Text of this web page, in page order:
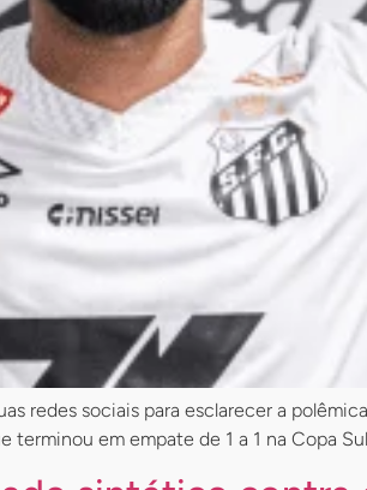
redes sociais para esclarecer a
em empate de 1 a 1 na Copa